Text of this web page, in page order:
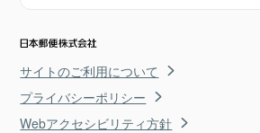
サイトのご利用について
プライバシーポリシー
Webアクセシビリティ方針